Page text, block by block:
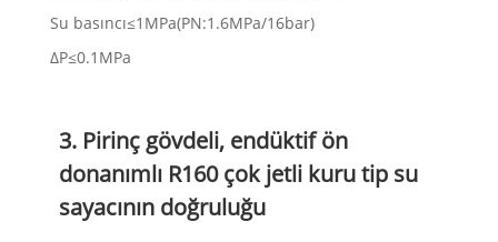
Su basıncı≤1MPa(PN:1.6MPa/16bar)
ΔP≤0.1MPa
3. Pirinç gövdeli, endüktif ön
donanımlı R160 çok jetli kuru tip su
sayacının doğruluğu